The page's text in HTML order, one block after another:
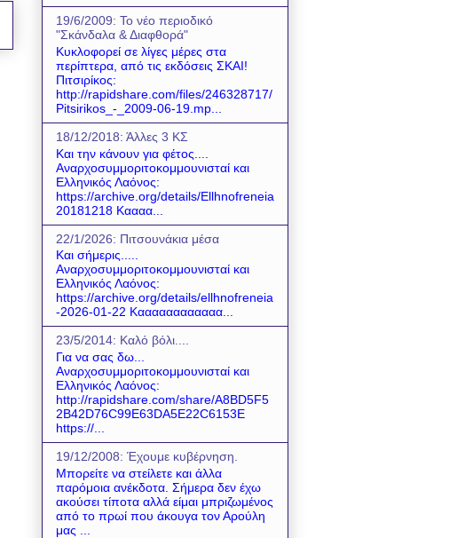
19/6/2009: Το νέο περιοδικό
"Σκάνδαλα & Διαφθορά"
Κυκλοφορεί σε λίγες μέρες στα
περίπτερα, από τις εκδόσεις ΣΚΑΙ!
Πιτσιρίκος:
http://rapidshare.com/files/246328717/
Pitsirikos_-_2009-06-19.mp...
18/12/2018: Άλλες 3 ΚΣ
Και την κάνουν για φέτος....
Αναρχοσυμμοριτοκομμουνισταί και
Ελληνικός Λαόνος:
https://archive.org/details/Ellhnofreneia
20181218 Καααα...
22/1/2026: Πιτσουνάκια μέσα
Και σήμερις.....
Αναρχοσυμμοριτοκομμουνισταί και
Ελληνικός Λαόνος:
https://archive.org/details/ellhnofreneia
-2026-01-22 Καααααααααααα...
23/5/2014: Καλό βόλι....
Για να σας δω...
Αναρχοσυμμοριτοκομμουνισταί και
Ελληνικός Λαόνος:
http://rapidshare.com/share/A8BD5F5
2B42D76C99E63DA5E22C6153E
https://...
19/12/2008: Έχουμε κυβέρνηση.
Μπορείτε να στείλετε και άλλα
παρόμοια ανέκδοτα. Σήμερα δεν έχω
ακούσει τίποτα αλλά είμαι μπριζωμένος
από το πρωί που άκουγα τον Αρούλη
μας ...